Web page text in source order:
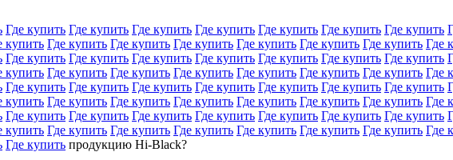
Где купить Где купить Где купить Где купить Где купить Где купить Где купить
купить Где купить Где купить Где купить Где купить Где купить Где купить Где
Где купить Где купить Где купить Где купить Где купить Где купить Где купить
купить Где купить Где купить Где купить Где купить Где купить Где купить Где
Где купить Где купить Где купить Где купить Где купить Где купить Где купить
купить Где купить Где купить Где купить Где купить Где купить Где купить Где
Где купить Где купить Где купить Где купить Где купить Где купить Где купить
купить Где купить Где купить Где купить Где купить Где купить Где купить Где
Где купить продукцию Hi-Black?